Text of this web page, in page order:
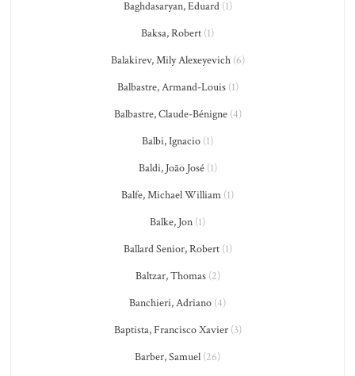
Baghdasaryan, Eduard(1)
Baksa, Robert (1)
Balakirev, Mily Alexeyevich(6)
Balbastre, Armand-Louis(1)
Balbastre, Claude-Bénigne(4)
Balbi, Ignacio (1)
Baldi, João José(1)
Balfe, Michael William (1)
Balke, Jon (1)
Ballard Senior, Robert(1)
Baltzar, Thomas(2)
Banchieri, Adriano (4)
Baptista, Francisco Xavier(3)
Barber, Samuel (26)